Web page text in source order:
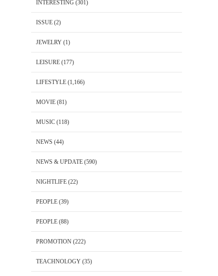
INTERESTING (301)
ISSUE (2)
JEWELRY (1)
LEISURE (177)
LIFESTYLE (1,166)
MOVIE (81)
MUSIC (118)
NEWS (44)
NEWS & UPDATE (590)
NIGHTLIFE (22)
PEOPLE (39)
PEOPLE (88)
PROMOTION (222)
TEACHNOLOGY (35)